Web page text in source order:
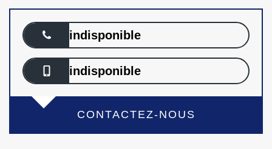
indisponible
indisponible
CONTACTEZ-NOUS